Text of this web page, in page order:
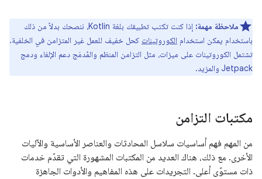
ملاحظة مهمة:
إذا كنت تكتب تطبيقك بلغة Kotlin، ننصحك بدلاً من ذلك
باستخدام يمكن استخدام الكوروتينات كحل خفيف للعمل غير المتزامن في الخلفية.
تشتمل الكوروتينات على ميزات، مثل التزامن المنظم والمُدمَج دعم الإلغاء ودمج
Jetpack والمزيد.
مكتبات التزامن
من المهم فهم أساسيات سلاسل المحادثات والعناصر الأساسية والآليات
الأخرى. مع ذلك، هناك العديد من المكتبات المشهورة التي تقدّم خدمات
ذات مستوًى أعلى. التجريدات على هذه المفاهيم والأدوات الجاهزة